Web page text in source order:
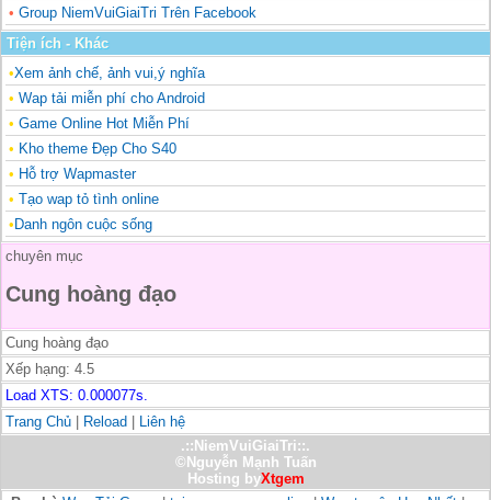
• Group NiemVuiGiaiTri Trên Facebook
Tiện ích - Khác
•Xem ảnh chế, ảnh vui,ý nghĩa
• Wap tải miễn phí cho Android
• Game Online Hot Miễn Phí
• Kho theme Đẹp Cho S40
• Hỗ trợ Wapmaster
• Tạo wap tỏ tình online
•Danh ngôn cuộc sống
chuyên mục
Cung hoàng đạo
Cung hoàng đạo
Xếp hạng: 4.5
Load XTS: 0.000077s.
Trang Chủ
Reload
Liên hệ
.::NiemVuiGiaiTri::.
©Nguyễn Mạnh Tuấn
Hosting byXtgem